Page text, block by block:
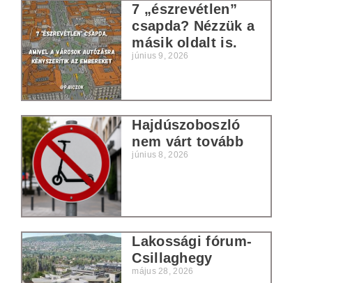
7 „észrevétlen”
csapda? Nézzük a
másik oldalt is.
június 9, 2026
Hajdúszoboszló
nem várt tovább
június 8, 2026
Lakossági fórum-
Csillaghegy
május 28, 2026